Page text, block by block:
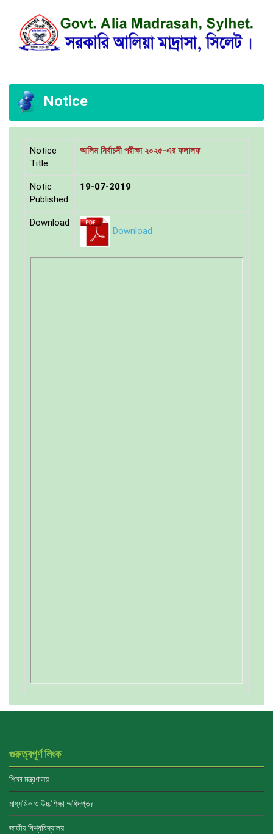
Notice
Notice
Title
আলিম নির্বাচনী পরীক্ষা ২০২৫-এর ফলালফ
Notic
Published
19-07-2019
Download
Download
গুরুত্বপূর্ণ লিংক
শিক্ষা মন্ত্রণালয়
মাধ্যমিক ও উচ্চশিক্ষা অধিদপ্তর
জাতীয় বিশ্ববিদ্যালয়